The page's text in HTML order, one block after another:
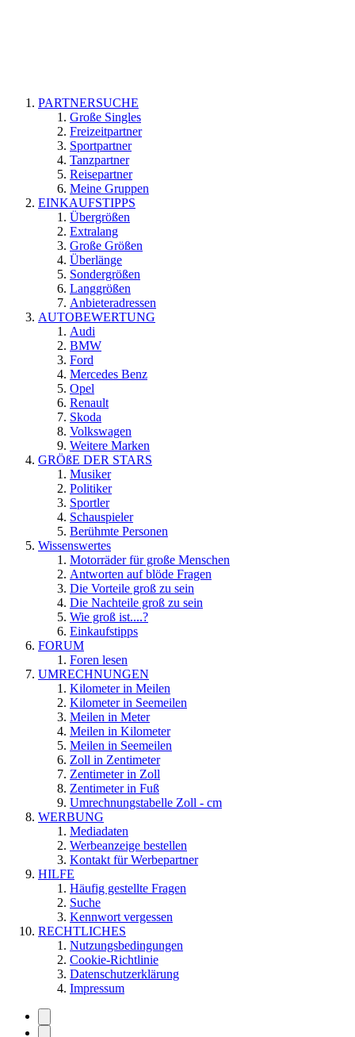
PARTNERSUCHE
Große Singles
Freizeitpartner
Sportpartner
Tanzpartner
Reisepartner
Meine Gruppen
EINKAUFSTIPPS
Übergrößen
Extralang
Große Größen
Überlänge
Sondergrößen
Langgrößen
Anbieteradressen
AUTOBEWERTUNG
Audi
BMW
Ford
Mercedes Benz
Opel
Renault
Skoda
Volkswagen
Weitere Marken
GRÖßE DER STARS
Musiker
Politiker
Sportler
Schauspieler
Berühmte Personen
Wissenswertes
Motorräder für große Menschen
Antworten auf blöde Fragen
Die Vorteile groß zu sein
Die Nachteile groß zu sein
Wie groß ist....?
Einkaufstipps
FORUM
Foren lesen
UMRECHNUNGEN
Kilometer in Meilen
Kilometer in Seemeilen
Meilen in Meter
Meilen in Kilometer
Meilen in Seemeilen
Zoll in Zentimeter
Zentimeter in Zoll
Zentimeter in Fuß
Umrechnungstabelle Zoll - cm
WERBUNG
Mediadaten
Werbeanzeige bestellen
Kontakt für Werbepartner
HILFE
Häufig gestellte Fragen
Suche
Kennwort vergessen
RECHTLICHES
Nutzungsbedingungen
Cookie-Richtlinie
Datenschutzerklärung
Impressum